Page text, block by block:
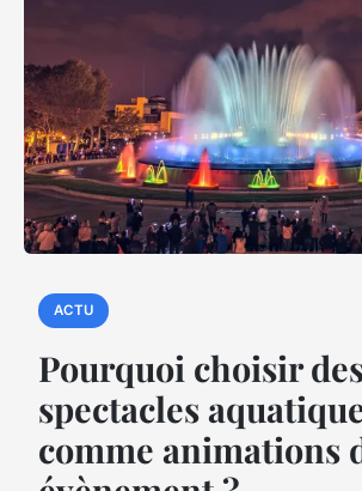
ACTU
Pourquoi choisir
spectacles
comme animations